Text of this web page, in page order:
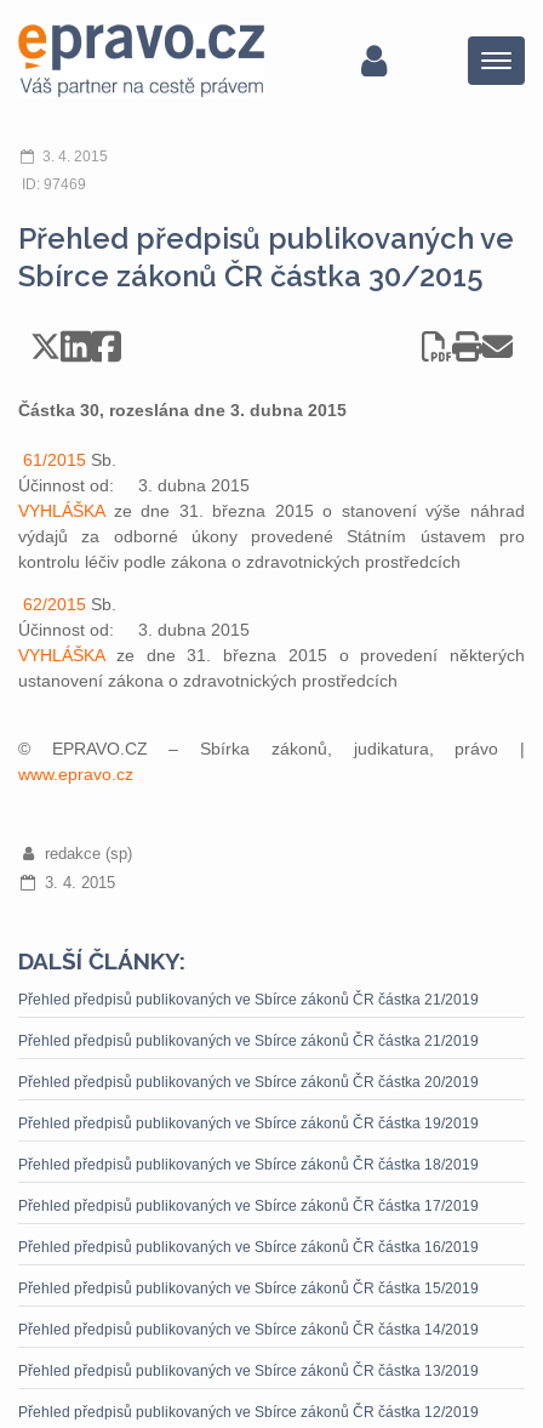
Menu
3. 4. 2015
ID: 97469
Přehled předpisů publikovaných ve
Sbírce zákonů ČR částka 30/2015
Částka 30, rozeslána dne 3. dubna 2015
61/2015 Sb.
Účinnost od: 3. dubna 2015
VYHLÁŠKAze dne 31. března 2015 o stanovení výše náhrad
výdajů za odborné úkony provedené Státním ústavem pro
kontrolu léčiv podle zákona o zdravotnických prostředcích
62/2015 Sb.
Účinnost od: 3. dubna 2015
VYHLÁŠKAze dne 31. března 2015 o provedení některých
ustanovení zákona o zdravotnických prostředcích
© EPRAVO.CZ – Sbírka zákonů, judikatura, právo |
www.epravo.cz
redakce (sp)
3. 4. 2015
DALŠÍ ČLÁNKY:
Přehled předpisů publikovaných ve Sbírce zákonů ČR částka 21/2019
Přehled předpisů publikovaných ve Sbírce zákonů ČR částka 21/2019
Přehled předpisů publikovaných ve Sbírce zákonů ČR částka 20/2019
Přehled předpisů publikovaných ve Sbírce zákonů ČR částka 19/2019
Přehled předpisů publikovaných ve Sbírce zákonů ČR částka 18/2019
Přehled předpisů publikovaných ve Sbírce zákonů ČR částka 17/2019
Přehled předpisů publikovaných ve Sbírce zákonů ČR částka 16/2019
Přehled předpisů publikovaných ve Sbírce zákonů ČR částka 15/2019
Přehled předpisů publikovaných ve Sbírce zákonů ČR částka 14/2019
Přehled předpisů publikovaných ve Sbírce zákonů ČR částka 13/2019
Přehled předpisů publikovaných ve Sbírce zákonů ČR částka 12/2019